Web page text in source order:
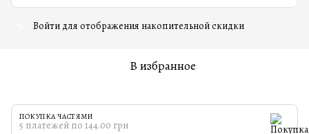
Войти для отображения накопительной скидки
В избранное
ПОКУПКА ЧАСТЯМИ
5 платежей по 144.00 грн